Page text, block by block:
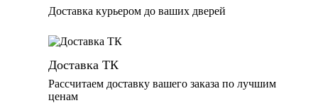
Доставка курьером до ваших дверей
Доставка ТК
Рассчитаем доставку вашего заказа по лучшим
ценам